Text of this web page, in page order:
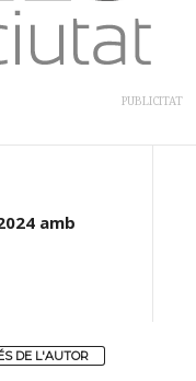
PUBLICITAT
amb
DE L'AUTOR